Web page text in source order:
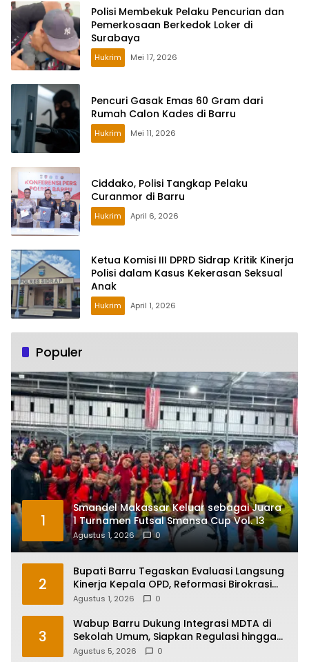
Polisi Membekuk Pelaku Pencurian dan
Pemerkosaan Berkedok Loker di
Surabaya
Hukrim Mei 17, 2026
Pencuri Gasak Emas 60 Gram dari
Rumah Calon Kades di Barru
Hukrim Mei 11, 2026
Ciddako, Polisi Tangkap Pelaku
Curanmor di Barru
Hukrim April 6, 2026
Ketua Komisi III DPRD Sidrap Kritik Kinerja
Polisi dalam Kasus Kekerasan Seksual
Anak
Hukrim April 1, 2026
Populer
1
Smandel Makassar Keluar sebagai Juara
1 Turnamen Futsal Smansa Cup Vol. 13
Agustus 1, 2026 0
2
Bupati Barru Tegaskan Evaluasi Langsung
Kinerja Kepala OPD, Reformasi Birokrasi
Jadi Prioritas
Agustus 1, 2026 0
3
Wabup Barru Dukung Integrasi MDTA di
Sekolah Umum, Siapkan Regulasi hingga
Tim Khusus
Agustus 5, 2026 0